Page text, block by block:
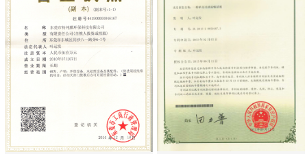
实用新型专利证书 电渗
析器用浓水隔板组件
实用新型专利证书 电渗
析器用纯水隔板组件